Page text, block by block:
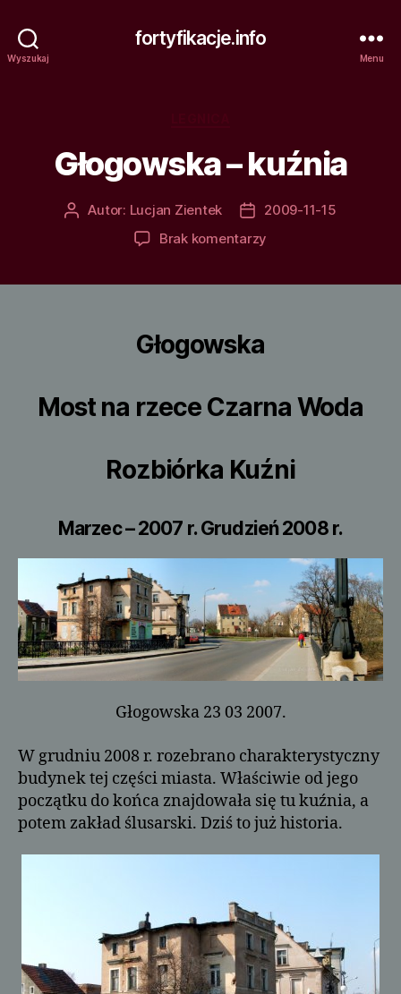
Wyszukaj
fortyfikacje.info
Menu
Głogowska – kuźnia
AutorAutor: Lucjan Zientek
Data2009-11-15
Brak komentarzy
Głogowska
Most na rzece Czarna Woda
Rozbiórka Kuźni
Marzec – 2007 r. Grudzień 2008 r.
Głogowska 23 03 2007.
W grudniu 2008 r. rozebrano charakterystyczny
budynek tej części miasta. Właściwie od jego
początku do końca znajdowała się tu kuźnia, a
potem zakład ślusarski. Dziś to już historia.